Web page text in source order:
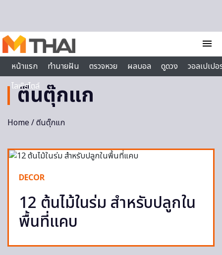
menu
หน้าแรก
ทำนายฝัน ตรวจหวย ผลบอล ดูดวง
วอลเปเป
ไลฟ์สไตล์
ตีนตุ๊กแก
Home/ ตีนตุ๊กแก
DECOR
12 ต้นไม้ในร่ม สำหรับปลูกใน
พื้นที่แคบ